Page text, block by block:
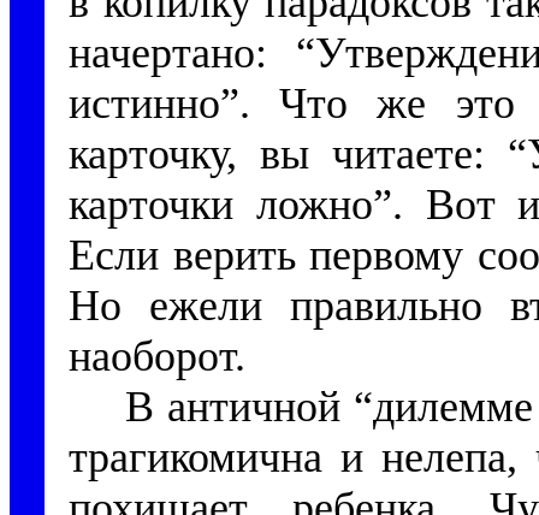
начертано:
истинно”. Что же это
карточку, вы читаете:
карточки ложно”. Вот
Если верить первому
Но ежели правильно
наоборот.
В античной
трагикомична и